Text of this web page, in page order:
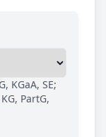
KGaA, SE;
PartG,